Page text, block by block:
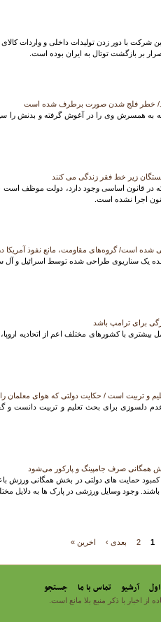
با دور زدن تولیدات داخلی و واردات
بر بازگشت توتال به ایران بوده است.
خطر فلج شدن صورت برطرف شده است
به همسرش وی را در آغوش گرفته و بدنش را
که در قانون اساسی وجود دارد، دولت موظف
اجرا نشده است.
شده است/ گروه‌های مقاومت، مانع نفوذ آمریکا
یک سناریوی طراحی شده توسط اسرائیل و آل
برای ترامپ باشد
بیشتری با کشورهای مختلف اعم از اتحادیه
و تربیت است / حکایت دولتی که هوای معلمان را
دلسوزی برای بحث تعلیم و تربیت دانست و
همگانی صرف جامپینگ و پارکور می‌شود
کمبود حمایت های دولتی در بخش همگانی
وجود وسایل ورزشی در پارک ها به دلایل
1
2 بعدی › اخرین »
آرشیو تماس با ما جستجو
از اخبار با ذکر منبع بلا مانع است.